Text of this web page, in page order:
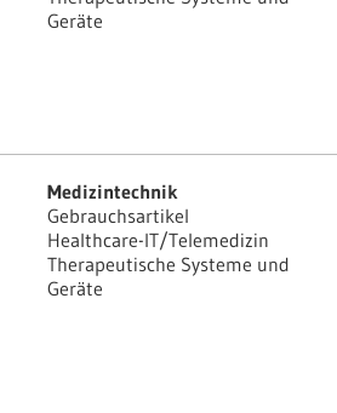
Geräte
Medizintechnik
Gebrauchsartikel
Healthcare-IT/Telemedizin
Therapeutische Systeme und
Geräte